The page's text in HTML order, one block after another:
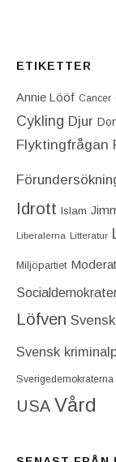
ETIKETTER
Annie Lööf Cancer
Cykling Djur
Flyktingfrågan
Idrott Islam
Liberalerna Litteratur
Miljöpartiet
Löfven
Svensk
Sverigedemokraterna
USA Vård